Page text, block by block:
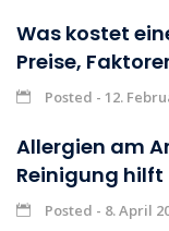
Was kostet
Preise,
Posted - 12.
Allergien am
Reinigung hilft
Posted - 8. April